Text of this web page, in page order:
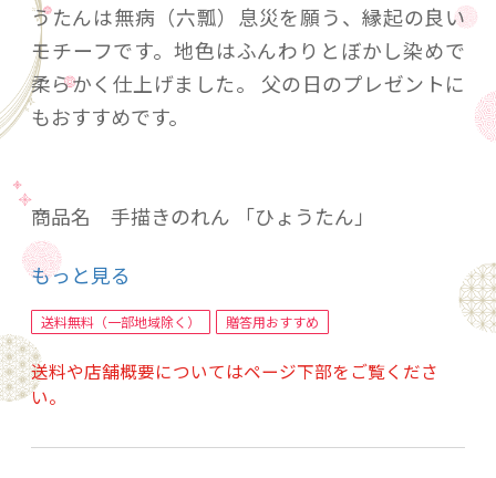
うたんは無病（六瓢）息災を願う、縁起の良い
モチーフです。地色はふんわりとぼかし染めで
柔らかく仕上げました。 父の日のプレゼントに
もおすすめです。
商品名 手描きのれん 「ひょうたん」
サイズ 約88×150cm
素材 麻 100％
企画・デザイン 日本
生産 中国
し/新築/開店祝い・海外へのお土産などにお勧め
もっと見る
送料無料（一部地域除く） 贈答用おすすめ
送料や店舗概要についてはページ下部をご覧くださ
い。